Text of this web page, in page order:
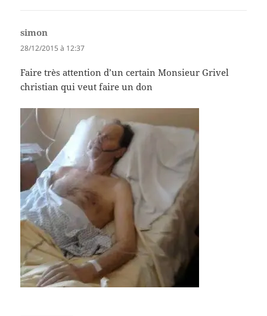
simon
28/12/2015 à 12:37
Faire très attention d’un certain Monsieur Grivel
christian qui veut faire un don